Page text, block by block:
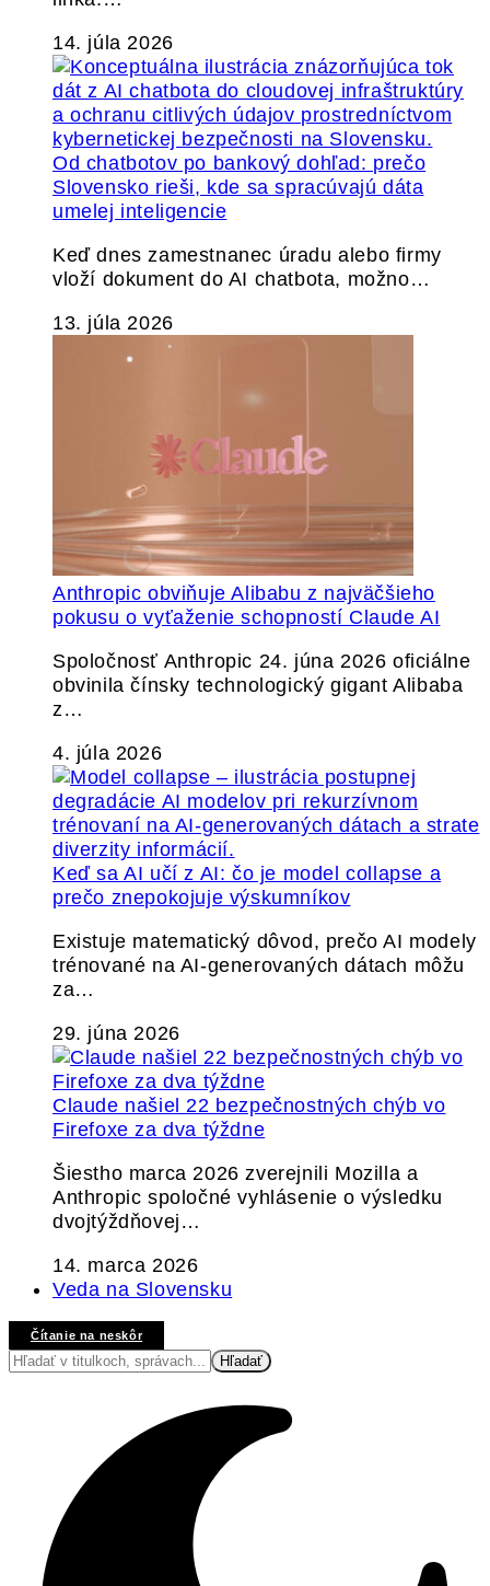
14. júla 2026
Od chatbotov po bankový dohľad: prečo
Slovensko rieši, kde sa spracúvajú dáta
umelej inteligencie
Keď dnes zamestnanec úradu alebo firmy
vloží dokument do AI chatbota, možno…
13. júla 2026
Anthropic obviňuje Alibabu z najväčšieho
pokusu o vyťaženie schopností Claude AI
Spoločnosť Anthropic 24. júna 2026 oficiálne
obvinila čínsky technologický gigant Alibaba
z…
4. júla 2026
Keď sa AI učí z AI: čo je model collapse a
prečo znepokojuje výskumníkov
Existuje matematický dôvod, prečo AI modely
trénované na AI-generovaných dátach môžu
za…
29. júna 2026
Claude našiel 22 bezpečnostných chýb vo
Firefoxe za dva týždne
Šiestho marca 2026 zverejnili Mozilla a
Anthropic spoločné vyhlásenie o výsledku
dvojtýždňovej…
14. marca 2026
Veda na Slovensku
Čítanie na neskôr